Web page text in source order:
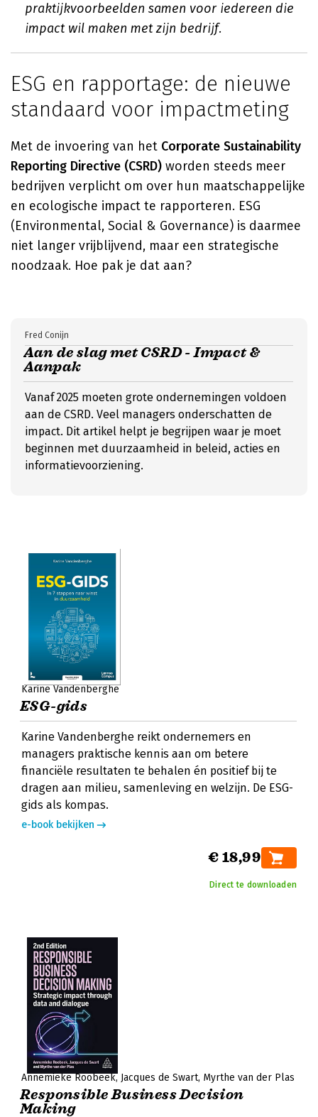
praktijkvoorbeelden samen voor iedereen die
impact wil maken met zijn bedrijf.
ESG en rapportage: de nieuwe
standaard voor impactmeting
Met de invoering van het Corporate Sustainability
Reporting Directive (CSRD) worden steeds meer
bedrijven verplicht om over hun maatschappelijke
en ecologische impact te rapporteren. ESG
(Environmental, Social & Governance) is daarmee
niet langer vrijblijvend, maar een strategische
noodzaak. Hoe pak je dat aan?
Aan de slag met CSRD - Impact &
Aanpak
Fred Conijn
Vanaf 2025 moeten grote ondernemingen voldoen
aan de CSRD. Veel managers onderschatten de
impact. Dit artikel helpt je begrijpen waar je moet
beginnen met duurzaamheid in beleid, acties en
informatievoorziening.
Karine Vandenberghe
ESG-gids
Karine Vandenberghe reikt ondernemers en
managers praktische kennis aan om betere
financiële resultaten te behalen én positief bij te
dragen aan milieu, samenleving en welzijn. De ESG-
gids als kompas.
e-book bekijken
€ 18,99
Direct te downloaden
Annemieke Roobeek Jacques de Swart Myrthe van der Plas
Responsible Business Decision
Making